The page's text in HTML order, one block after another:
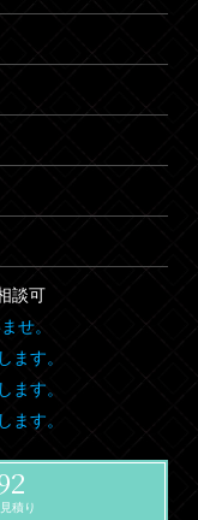
談可
せ。
ます。
ます。
ます。
積り